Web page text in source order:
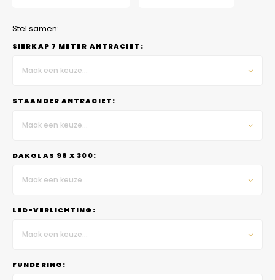
Stel samen:
SIERKAP 7 METER ANTRACIET:
Maak een keuze...
STAANDER ANTRACIET:
Maak een keuze...
DAKGLAS 98 X 300:
Maak een keuze...
LED-VERLICHTING:
Maak een keuze...
FUNDERING: